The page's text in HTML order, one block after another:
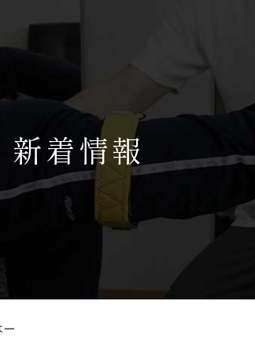
新着情報